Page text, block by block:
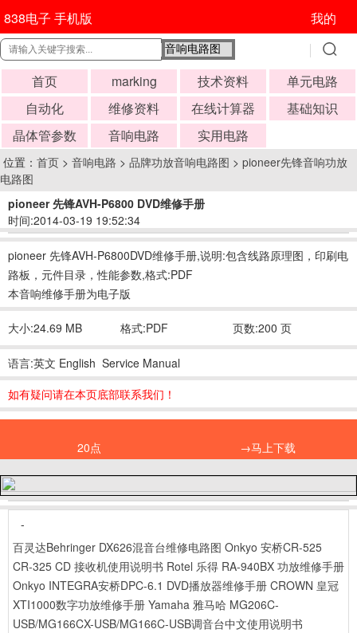
838电子 手机版 我的
首页 marking 技术资料
单元电路
自动化
维修资料 在线计算器
基础知识
晶体管参数
音响电路 实用电路
位置： 首页 > 音响电路 > 品牌功放音响电路图 > pioneer先锋音响功放
电路图
pioneer 先锋AVH-P6800 DVD维修手册
时间:2014-03-19 19:52:34
pioneer 先锋AVH-P6800DVD维修手册,说明:包含线路原理图，印刷电
路板，元件目录，性能参数,格式:PDF
本音响维修手册为电子版
大小:24.69 MB 格式:PDF 页数:200 页
语言:英文 English Service Manual
如有疑问请在本页底部联系我们！
20点 →马上下载
-
百灵达Behringer DX626混音台维修电路图 Onkyo 安桥CR-525
CR-325 CD 接收机使用说明书 Rotel 乐得 RA-940BX 功放维修手册
Onkyo INTEGRA安桥DPC-6.1 DVD播放器维修手册 CROWN 皇冠
XTI1000数字功放维修手册 Yamaha 雅马哈 MG206C-
USB/MG166CX-USB/MG166C-USB调音台中文使用说明书